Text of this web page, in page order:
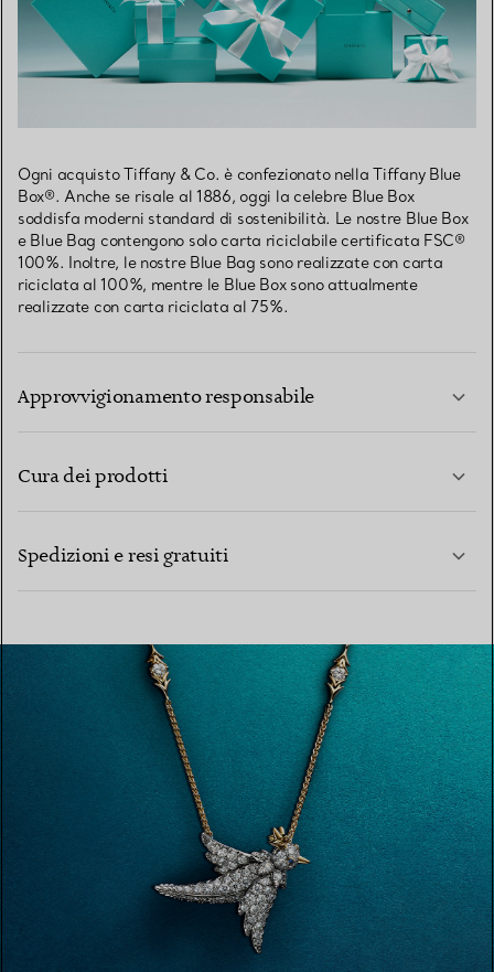
Ogni acquisto Tiffany & Co. è confezionato nella Tiffany Blue
Box®. Anche se risale al 1886, oggi la celebre Blue Box
soddisfa moderni standard di sostenibilità. Le nostre Blue Box
e Blue Bag contengono solo carta riciclabile certificata FSC®
100%. Inoltre, le nostre Blue Bag sono realizzate con carta
riciclata al 100%, mentre le Blue Box sono attualmente
realizzate con carta riciclata al 75%.
Approvvigionamento responsabile
Cura dei prodotti
Spedizioni e resi gratuiti
PER SAPERNE DI PIÙ